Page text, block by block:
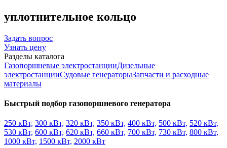
уплотнительное кольцо
Задать вопрос
Узнать цену
Разделы каталога
Газопоршневые электростанцииДизельные
электростанцииСудовые генераторыЗапчасти и расходные
материалы
Быстрый подбор газопоршневого генератора
250 кВт, 300 кВт, 320 кВт, 350 кВт, 400 кВт, 500 кВт, 520 кВт,
530 кВт, 600 кВт, 620 кВт, 660 кВт, 700 кВт, 730 кВт, 800 кВт,
1000 кВт, 1500 кВт, 2000 кВт